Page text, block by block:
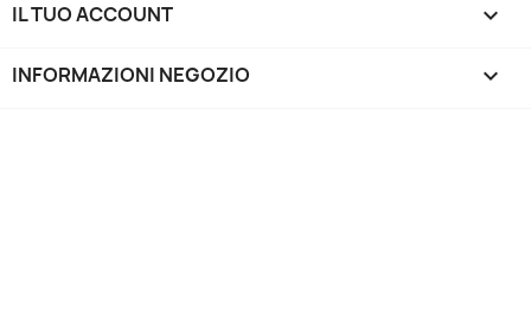
IL TUO ACCOUNT 
INFORMAZIONI NEGOZIO keyboard_arrow_down